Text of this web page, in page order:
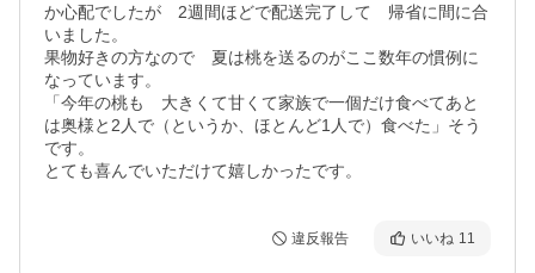
か心配でしたが　2週間ほどで配送完了して　帰省に間に合
いました。
果物好きの方なので　夏は桃を送るのがここ数年の慣例に
なっています。
「今年の桃も　大きくて甘くて家族で一個だけ食べてあと
は奥様と2人で（というか、ほとんど1人で）食べた」そう
です。
とても喜んでいただけて嬉しかったです。
違反報告 いいね 11